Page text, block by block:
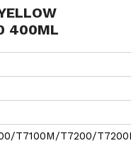
400ML
T7100M/T7200/